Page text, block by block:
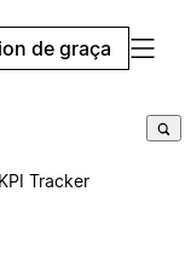
de graça
KPI Tracker